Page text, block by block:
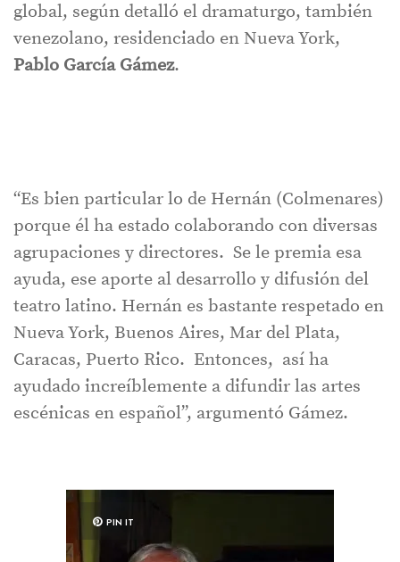
global, según detalló el dramaturgo, también
venezolano, residenciado en Nueva York,
Pablo García Gámez.
“Es bien particular lo de Hernán (Colmenares)
porque él ha estado colaborando con diversas
agrupaciones y directores. Se le premia esa
ayuda, ese aporte al desarrollo y difusión del
teatro latino. Hernán es bastante respetado en
Nueva York, Buenos Aires, Mar del Plata,
Caracas, Puerto Rico. Entonces, así ha
ayudado increíblemente a difundir las artes
escénicas en español”, argumentó Gámez.
PIN IT